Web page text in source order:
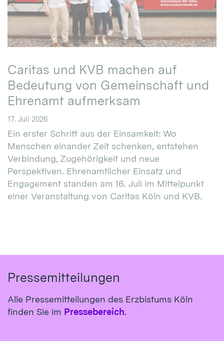
Caritas und KVB machen auf
Bedeutung von Gemeinschaft und
Ehrenamt aufmerksam
17. Juli 2026
Ein erster Schritt aus der Einsamkeit: Wo
Menschen einander Zeit schenken, entstehen
Verbindung, Zugehörigkeit und neue
Perspektiven. Ehrenamtlicher Einsatz und
Engagement standen am 16. Juli im Mittelpunkt
einer Veranstaltung von Caritas Köln und KVB.
Pressemitteilungen
Alle Pressemitteilungen des Erzbistums Köln
finden Sie im Pressebereich.